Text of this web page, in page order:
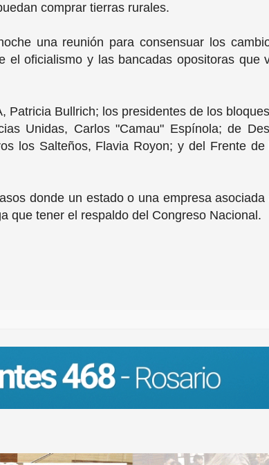
comprar tierras rurales.
una reunión para consensuar los
el oficialismo y las bancadas opositoras que
Patricia Bullrich; los presidentes de los
Unidas, Carlos "Camau" Espínola; de
los Salteños, Flavia Royon; y del Frente
donde un estado o una empresa
que tener el respaldo del Congreso Nacional.